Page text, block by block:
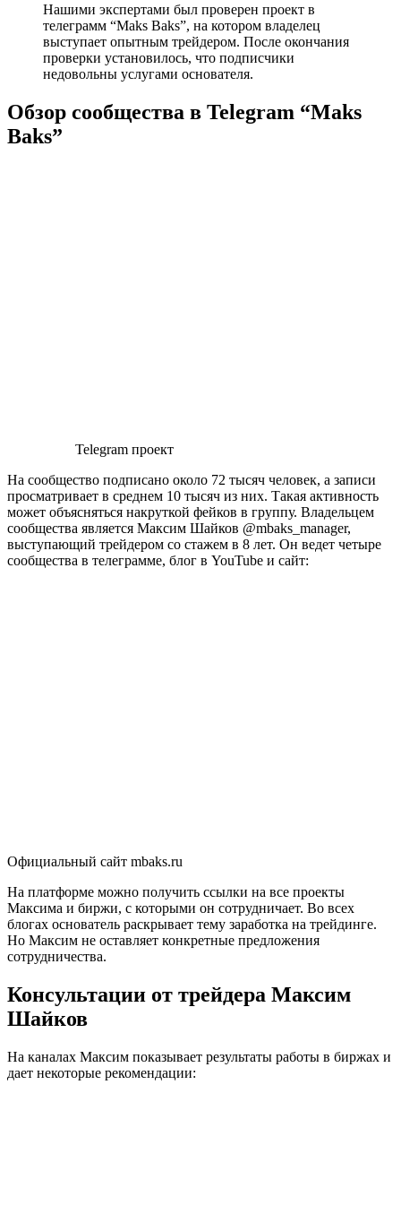
Нашими экспертами был проверен проект в
телеграмм “Maks Baks”, на котором владелец
выступает опытным трейдером. После окончания
проверки установилось, что подписчики
недовольны услугами основателя.
Обзор сообщества в Telegram “Maks
Baks”
Telegram проект
На сообщество подписано около 72 тысяч человек, а записи
просматривает в среднем 10 тысяч из них. Такая активность
может объясняться накруткой фейков в группу. Владельцем
сообщества является Максим Шайков @mbaks_manager,
выступающий трейдером со стажем в 8 лет. Он ведет четыре
сообщества в телеграмме, блог в YouTube и сайт:
Официальный сайт mbaks.ru
На платформе можно получить ссылки на все проекты
Максима и биржи, с которыми он сотрудничает. Во всех
блогах основатель раскрывает тему заработка на трейдинге.
Но Максим не оставляет конкретные предложения
сотрудничества.
Консультации от трейдера Максим
Шайков
На каналах Максим показывает результаты работы в биржах и
дает некоторые рекомендации: